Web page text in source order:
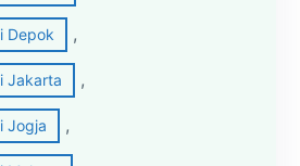
Depok ,
Jakarta ,
Jogja ,